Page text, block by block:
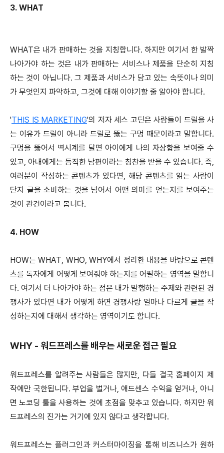
3. WHAT
WHAT은 내가 판매하는 것을 지칭합니다. 하지만 여기서 한 발짝
나아가야 하는 것은 내가 판매하는 서비스나 제품을 단순히 지칭
하는 것이 아닙니다. 그 제품과 서비스가 담고 있는 속뜻이나 의미
가 무엇인지 파악하고, 그것에 대해 이야기할 줄 알아야 합니다.
'THIS IS MARKETING'의 저자 세스 고딘은 사람들이 드릴을 사
는 이유가 드릴이 아니라 드릴로 뚫는 구멍 때문이라고 말합니다.
구멍을 뚫어서 벽시계를 달면 아이에게 나의 자상함을 보여줄 수
있고, 아내에게는 듬직한 남편이라는 칭찬을 받을 수 있습니다. 즉,
여러분이 작성하는 콘텐츠가 있다면, 해당 콘텐츠를 읽는 사람이
단지 글을 소비하는 것을 넘어서 어떤 의미를 얻는지를 보여주는
것이 관건이라고 봅니다.
4. HOW
HOW는 WHAT, WHO, WHY에서 정리한 내용을 바탕으로 콘텐
츠를 독자에게 어떻게 보여줘야 하는지를 어필하는 영역을 말합니
다. 여기서 더 나아가야 하는 점은 내가 발행하는 주제와 관련된 경
쟁사가 있다면 내가 어떻게 하면 경쟁사랑 얼마나 다르게 글을 작
성하는지에 대해서 생각하는 영역이기도 합니다.
WHY - 워드프레스를 배우는 새로운 접근 필요
워드프레스를 알려주는 사람들은 많지만, 다들 결국 홈페이지 제
작에만 국한됩니다. 부업을 벌거나, 애드센스 수익을 얻거나, 아니
면 노코딩 툴을 사용하는 것에 초점을 맞추고 있습니다. 하지만 워
드프레스의 진가는 거기에 있지 않다고 생각합니다.
워드프레스는 플러그인과 커스터마이징을 통해 비즈니스가 원하